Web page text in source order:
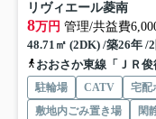
リヴィエール菱南
8万円 管理/共益費
48.71㎡ (2DK) /築26年 /
おおさか東線「ＪＲ
駐輪場 CATV 宅配
敷地内ごみ置き場
閑